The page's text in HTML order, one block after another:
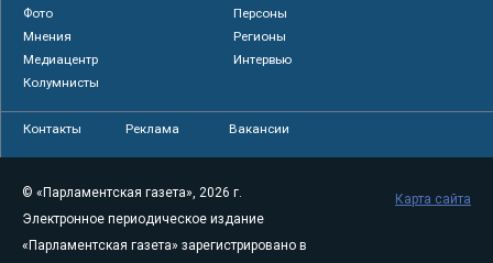
Фото
Персоны
Мнения
Регионы
Медиацентр
Интервью
Колумнисты
Контакты Реклама Вакансии
© «Парламентская газета», 2026 г.
Электронное периодическое издание
«Парламентская газета» зарегистрировано в
Карта сайта